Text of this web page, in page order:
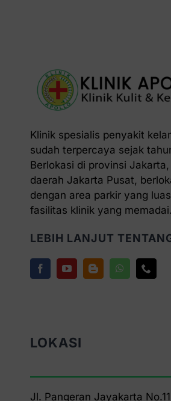
Klinik spesialis penyakit
sudah terpercaya sejak
Berlokasi di provinsi
daerah Jakarta Pusat,
dengan area parkir yang
fasilitas klinik yang memadai.
LEBIH LANJUT
LOKASI
Jl. Pangeran Jayakarta